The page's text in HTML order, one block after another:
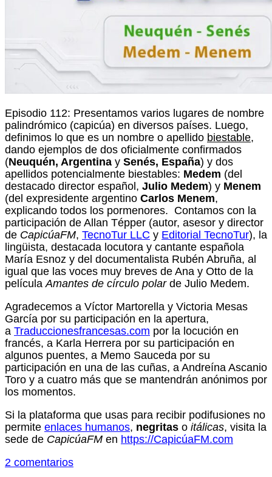
Episodio 112: Presentamos varios lugares de nombre
palindrómico (capicúa) en diversos países. Luego,
definimos lo que es un nombre o apellido biestable,
dando ejemplos de dos oficialmente confirmados
(Neuquén, Argentina y Senés, España) y dos
apellidos potencialmente biestables: Medem (del
destacado director español, Julio Medem) y Menem
(del expresidente argentino Carlos Menem,
explicando todos los pormenores. Contamos con la
participación de Allan Tépper (autor, asesor y director
de CapicúaFM, TecnoTur LLC y Editorial TecnoTur), la
lingüista, destacada locutora y cantante española
María Esnoz y del documentalista Rubén Abruña, al
igual que las voces muy breves de Ana y Otto de la
películaAmantes de círculo polar de Julio Medem.
Agradecemos a Víctor Martorella y Victoria Mesas
García por su participación en la apertura,
a Traduccionesfrancesas.com por la locución en
francés, a Karla Herrera por su participación en
algunos puentes, a Memo Sauceda por su
participación en una de las cuñas, a Andreína Ascanio
Toro y a cuatro más que se mantendrán anónimos por
los momentos.
Si la plataforma que usas para recibir podifusiones no
permite enlaces humanos, negritas o itálicas, visita la
sede de CapicúaFM en https://CapicúaFM.com
2 comentarios